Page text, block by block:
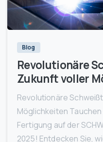
Blog
Revolutionäre
Zukunft voller
Revolutionäre
Möglichkeiten
Fertigung auf der
2025! Entdecken Sie,